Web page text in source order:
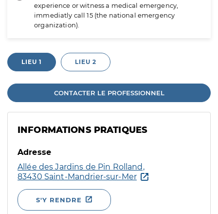
experience or witness a medical emergency,
immediatly call 15 (the national emergency
organization).
LIEU 1 LIEU 2
CONTACTER LE PROFESSIONNEL
INFORMATIONS PRATIQUES
Adresse
Allée des Jardins de Pin Rolland,
83430 Saint-Mandrier-sur-Mer
S'Y RENDRE